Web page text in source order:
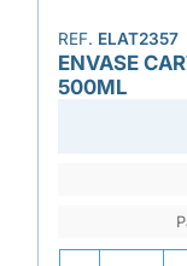
REF. ELAT2357
ENVASE
500ML